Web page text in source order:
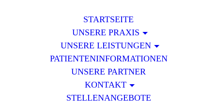
STARTSEITE
UNSERE PRAXIS
UNSERE LEISTUNGEN
PATIENTENINFORMATIONEN
UNSERE PARTNER
KONTAKT
STELLENANGEBOTE